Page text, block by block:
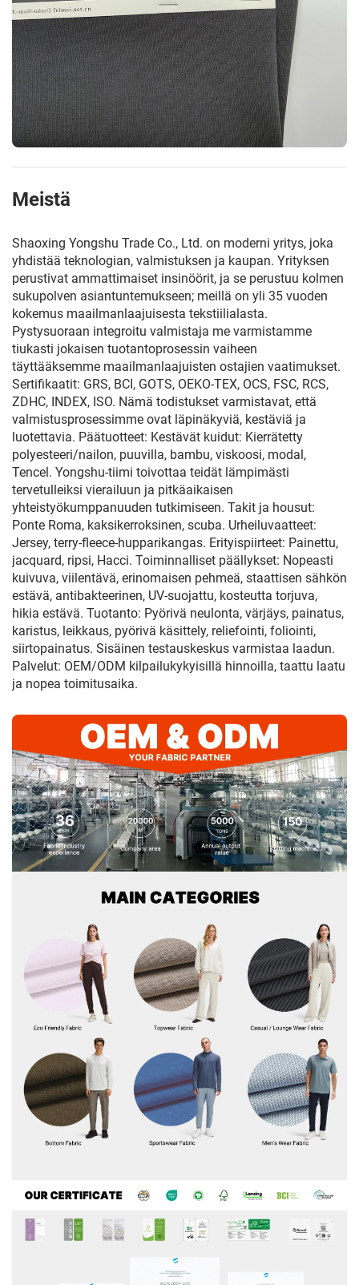
Meistä
Shaoxing Yongshu Trade Co., Ltd. on moderni yritys, joka
yhdistää teknologian, valmistuksen ja kaupan. Yrityksen
perustivat ammattimaiset insinöörit, ja se perustuu kolmen
sukupolven asiantuntemukseen; meillä on yli 35 vuoden
kokemus maailmanlaajuisesta tekstiilialasta.
Pystysuoraan integroitu valmistaja me varmistamme
tiukasti jokaisen tuotantoprosessin vaiheen
täyttääksemme maailmanlaajuisten ostajien vaatimukset.
Sertifikaatit: GRS, BCI, GOTS, OEKO-TEX, OCS, FSC, RCS,
ZDHC, INDEX, ISO. Nämä todistukset varmistavat, että
valmistusprosessimme ovat läpinäkyviä, kestäviä ja
luotettavia. Päätuotteet: Kestävät kuidut: Kierrätetty
polyesteeri/nailon, puuvilla, bambu, viskoosi, modal,
Tencel. Yongshu-tiimi toivottaa teidät lämpimästi
tervetulleiksi vierailuun ja pitkäaikaisen
yhteistyökumppanuuden tutkimiseen. Takit ja housut:
Ponte Roma, kaksikerroksinen, scuba. Urheiluvaatteet:
Jersey, terry-fleece-hupparikangas. Erityispiirteet: Painettu,
jacquard, ripsi, Hacci. Toiminnalliset päällykset: Nopeasti
kuivuva, viilentävä, erinomaisen pehmeä, staattisen sähkön
estävä, antibakteerinen, UV-suojattu, kosteutta torjuva,
hikia estävä. Tuotanto: Pyörivä neulonta, värjäys, painatus,
karistus, leikkaus, pyörivä käsittely, reliefointi, foliointi,
siirtopainatus. Sisäinen testauskeskus varmistaa laadun.
Palvelut: OEM/ODM kilpailukykyisillä hinnoilla, taattu laatu
ja nopea toimitusaika.